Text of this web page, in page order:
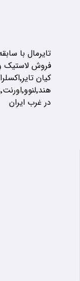
تایرمال با
فروش لاستیک
در غرب ایران